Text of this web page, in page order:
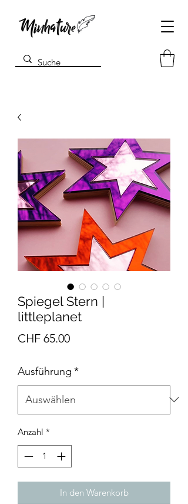
Spiegel Stern |
littleplanet
CHF 65.00Preis
Ausführung *
Anzahl *
In den Warenkorb